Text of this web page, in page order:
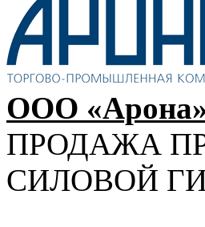
ООО
ПРОДАЖА
СИЛОВОЙ